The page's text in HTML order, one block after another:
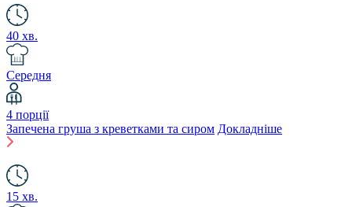
40 хв.
Середня
4 порції
Запечена груша з креветками та сиром Докладніше
15 хв.